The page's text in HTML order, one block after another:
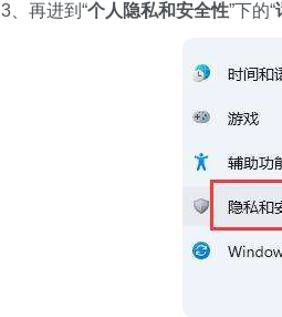
3、再进到“个人隐私和安全性”下的“